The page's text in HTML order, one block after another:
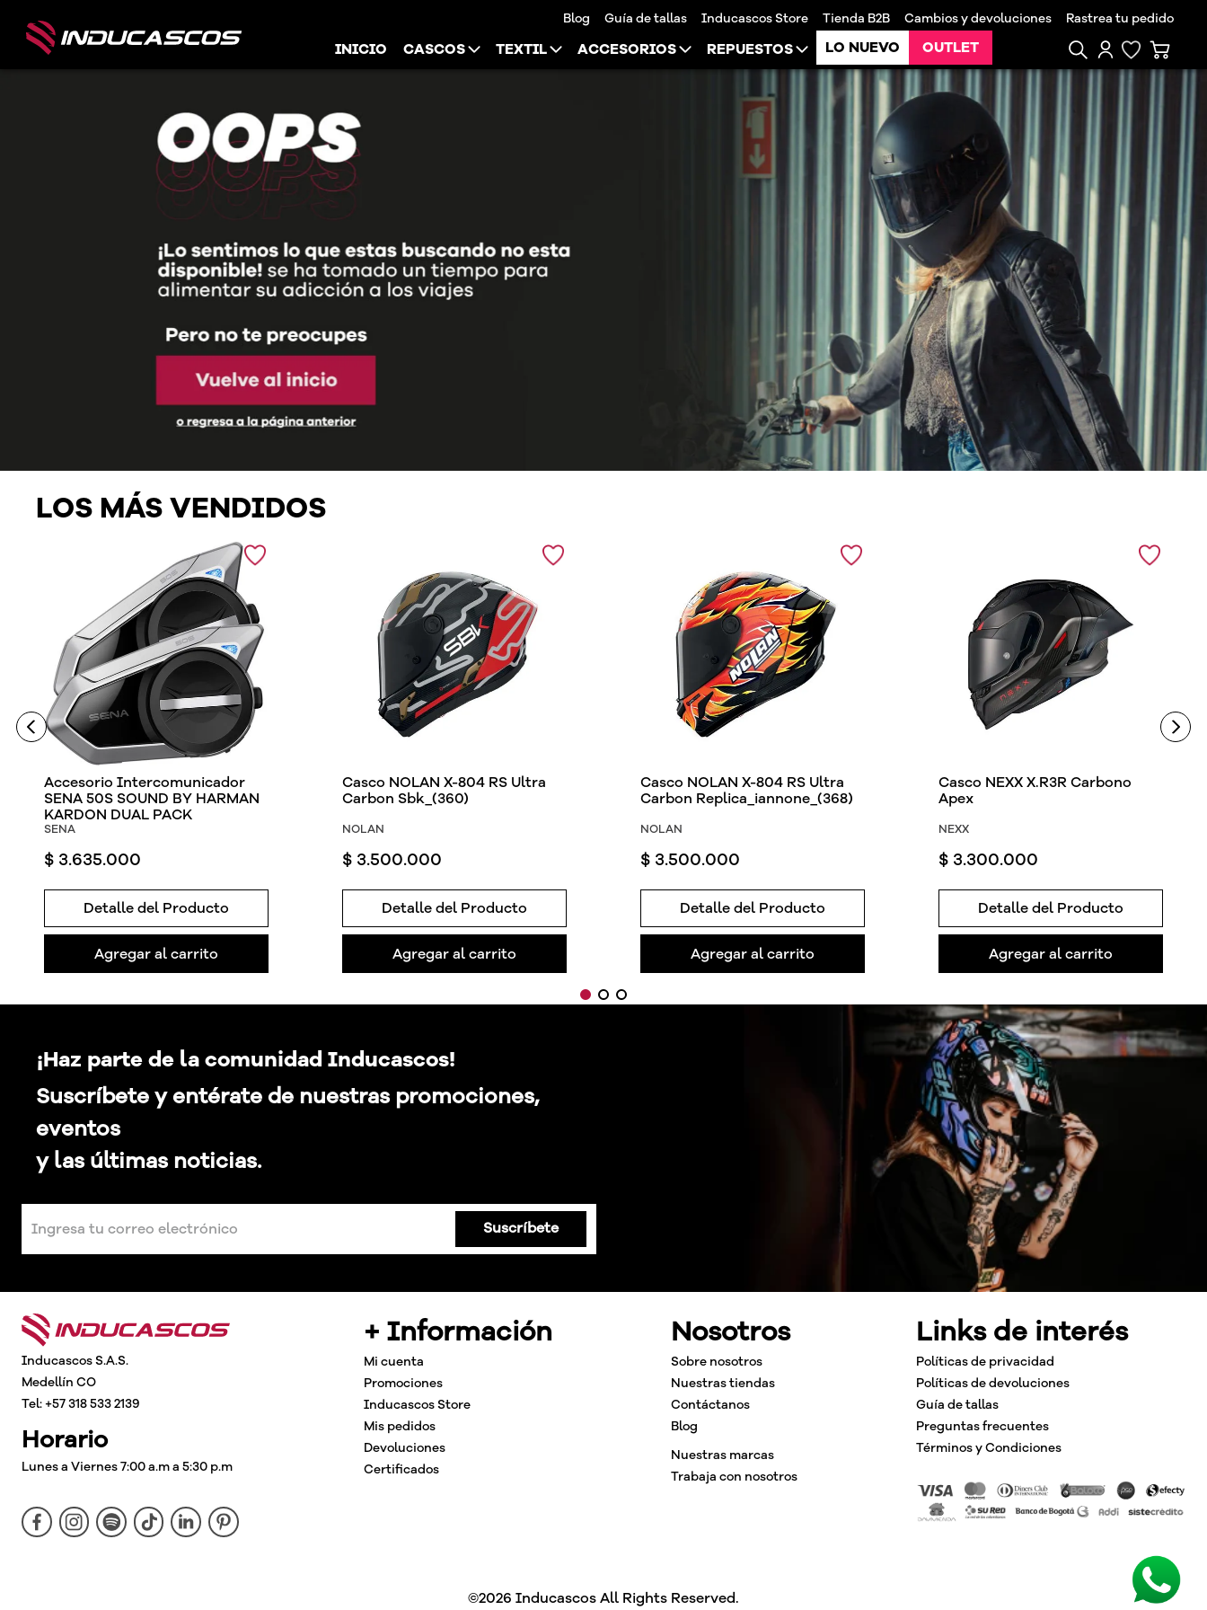
Blog Guía de tallas Inducascos Store Tienda B2B Cambios y devoluciones Rastrea tu pedido
INICIO CASCOS TEXTIL ACCESORIOS REPUESTOS LO NUEVO OUTLET
LOS MÁS VENDIDOS
Accesorio Intercomunicador
SENA 50S SOUND BY HARMAN
KARDON DUAL PACK
SENA
$ 3.635.000
Detalle del Producto
Agregar al carrito
Casco NOLAN X-804 RS Ultra
Carbon Sbk_(360)
NOLAN
$ 3.500.000
Detalle del Producto
Agregar al carrito
Casco NOLAN X-804 RS Ultra
Carbon Replica_iannone_(368)
NOLAN
$ 3.500.000
Detalle del Producto
Agregar al carrito
Casco NEXX X.R3R Carbono
Apex
NEXX
$ 3.300.000
Detalle del Producto
Agregar al carrito
¡Haz parte de la comunidad Inducascos!
Suscríbete y entérate de nuestras promociones,
eventos
y las últimas noticias.
Suscríbete
Inducascos S.A.S.
Medellín CO
Tel: +57 318 533 2139
Horario
Lunes a Viernes 7:00 a.m a 5:30 p.m
+ Información
Mi cuenta
Promociones
Inducascos Store
Mis pedidos
Devoluciones
Certificados
Nosotros
Sobre nosotros
Nuestras tiendas
Contáctanos
Blog
Nuestras marcas
Trabaja con nosotros
Links de interés
Políticas de privacidad
Políticas de devoluciones
Guía de tallas
Preguntas frecuentes
Términos y Condiciones
©2026 Inducascos All Rights Reserved.